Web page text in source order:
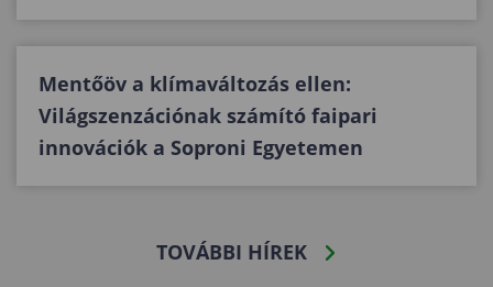
Mentőöv a klímaváltozás ellen:
Világszenzációnak számító faipari
innovációk a Soproni Egyetemen
TOVÁBBI HÍREK